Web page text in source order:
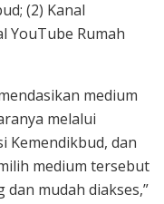
(2) Kanal
YouTube Rumah
medium
melalui
Kemendikbud, dan
medium tersebut
mudah diakses,”